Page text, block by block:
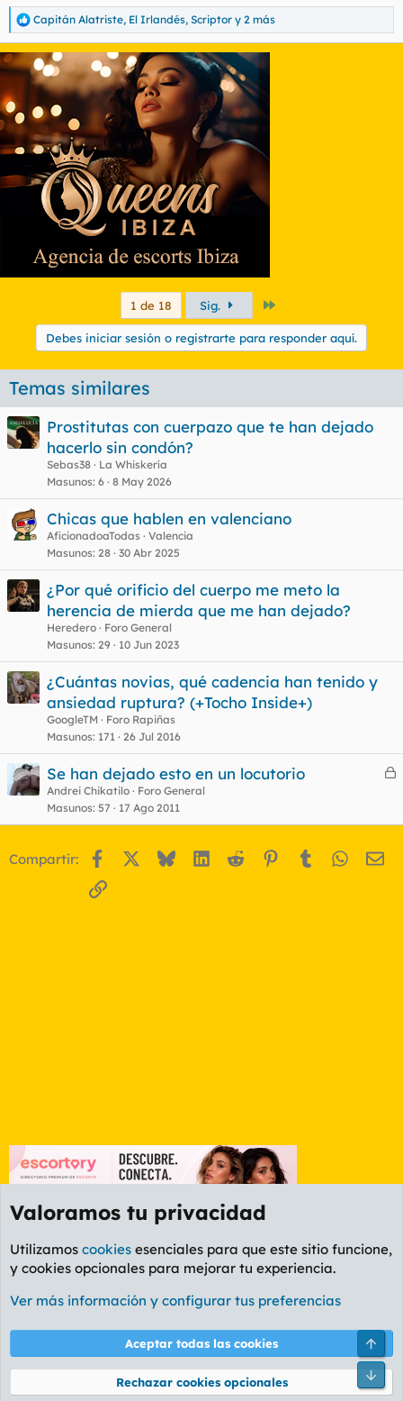
R
e
a
c
o
n
s
Capitán Alatriste, El Irlandés, Scriptor y 2 más
1 de 18 Sig.
Debes iniciar sesión o registrarte para responder aquí.
Temas similares
Prostitutas con cuerpazo que te han dejado
hacerlo sin condón?
Sebas38
La Whiskería
Masunos 6 8 May 2026
Chicas que hablen en valenciano
AficionadoaTodas Valencia
Masunos 28 30 Abr 2025
¿Por qué orificio del cuerpo me meto la
herencia de mierda que me han dejado?
Heredero
Foro General
Masunos 29 10 Jun 2023
¿Cuántas novias, qué cadencia han tenido y
ansiedad ruptura? (+Tocho Inside+)
GoogleTM
Foro Rapiñas
Masunos 171 26 Jul 2016
C
r
Se han dejado esto en un locutorio
Andrei Chikatilo
Foro General
Masunos 57 17 Ago 2011
Compartir: Facebook BlueskyLinkedIn
Reddit Pinterest
Tumblr
Enlace
Valencia
Cookies
PL OLDSTYLE AMARILLO
Términos y reglas Política de privacidad Ayuda
®
Valoramos tu privacidad
Utilizamos cookies esenciales para que este sitio funcione,
y cookies opcionales para mejorar tu experiencia.
Ver más información y configurar tus preferencias
Aceptar todas las cookies
Rechazar cookies opcionales
Pie